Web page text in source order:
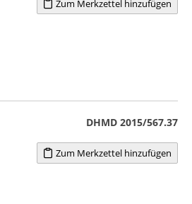
Zum Merkzettel hinzufügen
DHMD 2015/567.37
Zum Merkzettel hinzufügen